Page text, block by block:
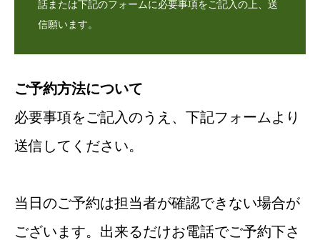
話または下記のフォームに必要事項をご記入の上、送
信願います。
ご予約方法について
必要事項をご記入のうえ、下記フォームより
送信してください。
当日のご予約は担当者が確認できない場合が
ございます。出来るだけお電話でご予約下さ